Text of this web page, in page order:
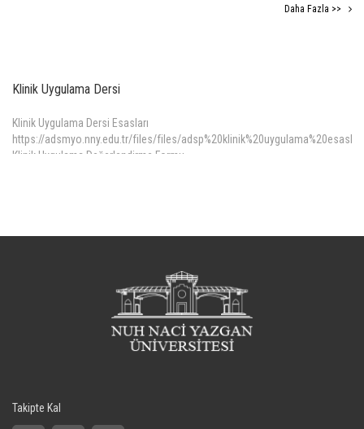
Daha Fazla >>
Klinik Uygulama Dersi
Klinik Uygulama Dersi Esasları
https://adsmyo.nny.edu.tr/files/files/
Klinik Uygulama Değerlendirme Formu
Takipte Kal